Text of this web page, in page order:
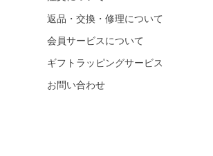
返品・交換・修理について
会員サービスについて
ギフトラッピングサービス
お問い合わせ